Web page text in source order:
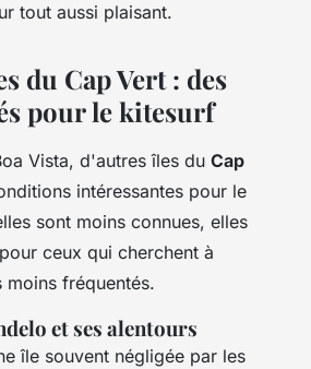
tout aussi plaisant.
du Cap Vert : des
pour le kitesurf
Vista, d'autres îles du Cap
intéressantes pour le
sont moins connues, elles
ceux qui cherchent à
fréquentés.
et ses alentours
île souvent négligée par les